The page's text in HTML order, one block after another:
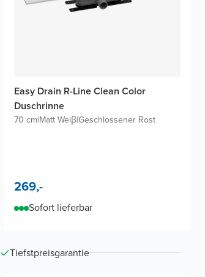
Easy Drain R-Line Clean Color
Duschrinne
70 cm|Matt Weiβ|Geschlossener Rost
269,-
Sofort lieferbar
Tiefstpreisgarantie